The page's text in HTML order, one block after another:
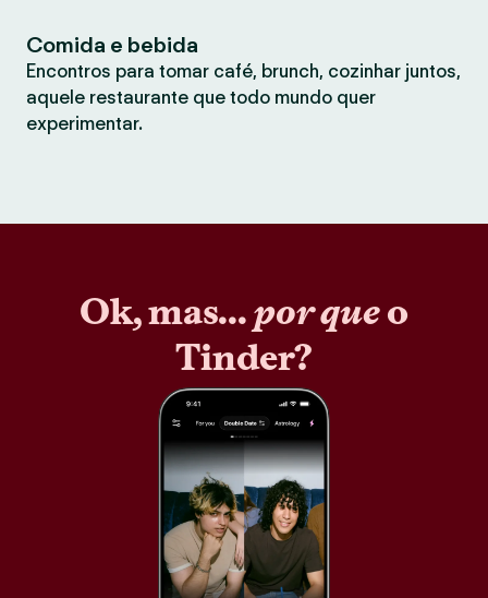
Comida e bebida
Encontros para tomar café, brunch, cozinhar juntos,
aquele restaurante que todo mundo quer
experimentar.
Ok, mas...por queo
Tinder?